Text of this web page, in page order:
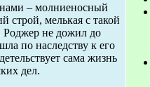
– молниеносный
строй, мелькая с такой
Роджер не дожил до
по наследству к его
сама жизнь
дел.